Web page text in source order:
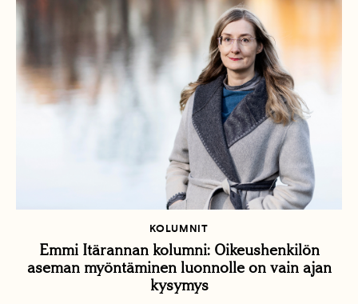
KOLUMNIT
Emmi Itärannan kolumni: Oikeushenkilön
aseman myöntäminen luonnolle on vain ajan
kysymys